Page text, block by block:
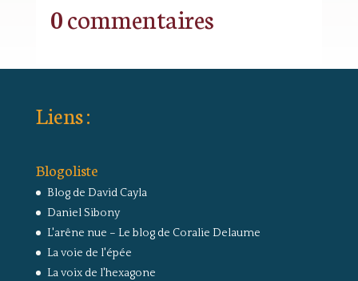
0 commentaires
Liens :
Blogoliste
Blog de David Cayla
Daniel Sibony
L'arêne nue – Le blog de Coralie Delaume
La voie de l'épée
La voix de l'hexagone